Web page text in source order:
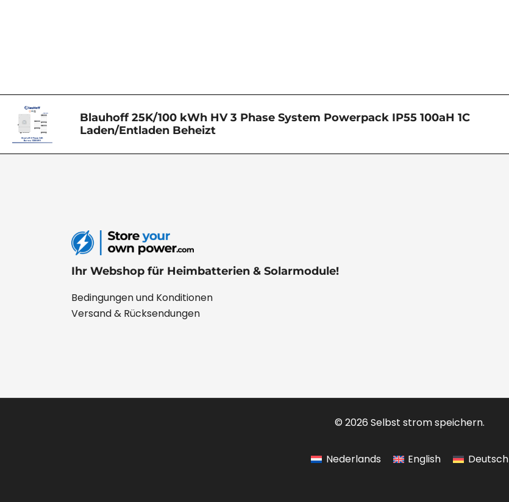
Blauhoff 25K/100 kWh HV 3 Phase System Powerpack IP55 100aH 1C
Laden/Entladen Beheizt
Ihr Webshop für Heimbatterien & Solarmodule!
Bedingungen und Konditionen
Versand & Rücksendungen
© 2026 Selbst strom speichern.
Nederlands English Deutsch